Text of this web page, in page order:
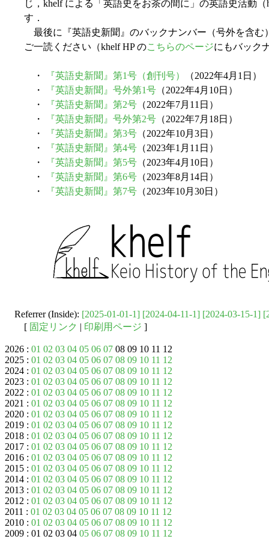
じ，khelf による「英語史をお茶の間に」の英語史活動
す．
最後に『英語史新聞』のバックナンバー（号外を含む
ご一読ください（khelf HP のこちらのページにもバック
・ 『英語史新聞』第1号（創刊号）
（2022年4月1日）
・
『英語史新聞』号外第1号 （2022年4月10日）
・
『英語史新聞』第2号 （2022年7月11日）
・
『英語史新聞』号外第2号 （2022年7月18日）
・
『英語史新聞』第3号 （2022年10月3日）
・
『英語史新聞』第4号 （2023年1月11日）
・
『英語史新聞』第5号 （2023年4月10日）
・
『英語史新聞』第6号 （2023年8月14日）
・
『英語史新聞』第7号 （2023年10月30日）
Referrer (Inside): [2025-01-01-1] [2024-04-11-1] [2024-03-15-1]
[ 固定リンク | 印刷用ページ ]
2026 : 01 02 03 04 05 06 07 08 09 10 11 12
2025 : 01 02 03 04 05 06 07 08 09 10 11 12
2024 : 01 02 03 04 05 06 07 08 09 10 11 12
2023 : 01 02 03 04 05 06 07 08 09 10 11 12
2022 : 01 02 03 04 05 06 07 08 09 10 11 12
2021 : 01 02 03 04 05 06 07 08 09 10 11 12
2020 : 01 02 03 04 05 06 07 08 09 10 11 12
2019 : 01 02 03 04 05 06 07 08 09 10 11 12
2018 : 01 02 03 04 05 06 07 08 09 10 11 12
2017 : 01 02 03 04 05 06 07 08 09 10 11 12
2016 : 01 02 03 04 05 06 07 08 09 10 11 12
2015 : 01 02 03 04 05 06 07 08 09 10 11 12
2014 : 01 02 03 04 05 06 07 08 09 10 11 12
2013 : 01 02 03 04 05 06 07 08 09 10 11 12
2012 : 01 02 03 04 05 06 07 08 09 10 11 12
2011 : 01 02 03 04 05 06 07 08 09 10 11 12
2010 : 01 02 03 04 05 06 07 08 09 10 11 12
2009 : 01 02 03 04 05 06 07 08 09 10 11 12